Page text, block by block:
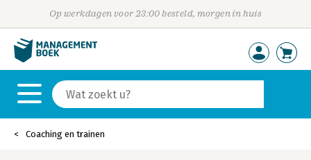
Op werkdagen voor 23:00 besteld, morgen in huis
Coaching en trainen